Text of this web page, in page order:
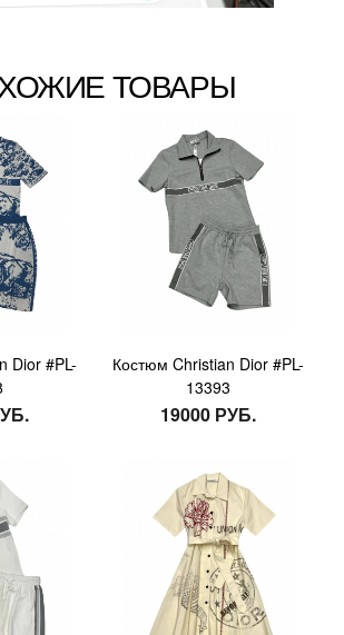
ТОВАРЫ
Dior #PL-
Костюм Christian Dior #PL-
13393
19000 РУБ.